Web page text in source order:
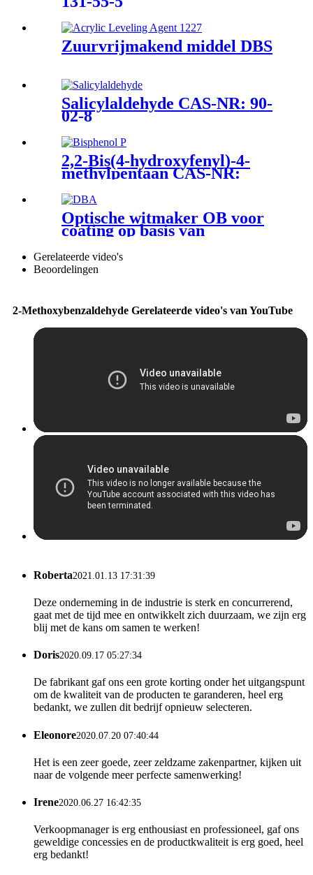
Zuurvrijmakend middel DBS
Salicylaldehyde CAS-NR: 90-
02-8
2,2-Bis(4-hydroxyfenyl)-4-
methylpentaan CAS-NR:
6807-17-6
Optische witmaker OB voor
coating op basis van
oplosmiddelen
Gerelateerde video's
Beoordelingen
2-Methoxybenzaldehyde Gerelateerde video's van YouTube
Roberta2021.01.13 17:31:39
Deze onderneming in de industrie is sterk en concurrerend,
gaat met de tijd mee en ontwikkelt zich duurzaam, we zijn erg
blij met de kans om samen te werken!
Doris2020.09.17 05:27:34
De fabrikant gaf ons een grote korting onder het uitgangspunt
om de kwaliteit van de producten te garanderen, heel erg
bedankt, we zullen dit bedrijf opnieuw selecteren.
Eleonore2020.07.20 07:40:44
Het is een zeer goede, zeer zeldzame zakenpartner, kijken uit
naar de volgende meer perfecte samenwerking!
Irene2020.06.27 16:42:35
Verkoopmanager is erg enthousiast en professioneel, gaf ons
geweldige concessies en de productkwaliteit is erg goed, heel
erg bedankt!